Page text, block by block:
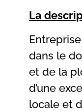
La
dans le
et de la
d’une
locale et